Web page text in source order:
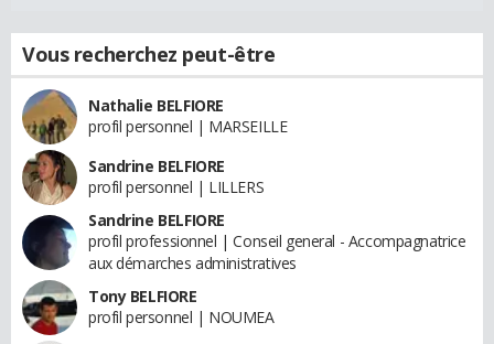
Vous recherchez peut-être
Nathalie BELFIORE
profil personnel | MARSEILLE
Sandrine BELFIORE
profil personnel | LILLERS
Sandrine BELFIORE
profil professionnel | Conseil general - Accompagnatrice
aux démarches administratives
Tony BELFIORE
profil personnel | NOUMEA